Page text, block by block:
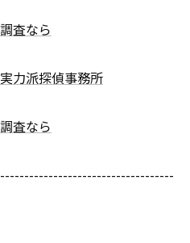
査なら
力派探偵事務所
査なら